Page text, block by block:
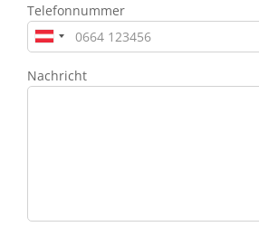
Telefonnummer
Nachricht